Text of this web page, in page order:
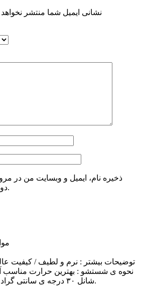
نشانی ایمیل شما منتشر
ذخیره نام، ایمیل و وبسایت من در
دوباره دیدگاهی می‌نویسم.
توضیحات بیشتر : نرم و لطیف / کیفیت
نحوه ی شستشو : بهترین حرارت مناسب
شانل ۳۰ درجه ی سانتی گراد در نظر گرفته می شود.